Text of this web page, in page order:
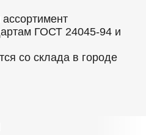
ГОСТ 24045-94 и
со склада в городе